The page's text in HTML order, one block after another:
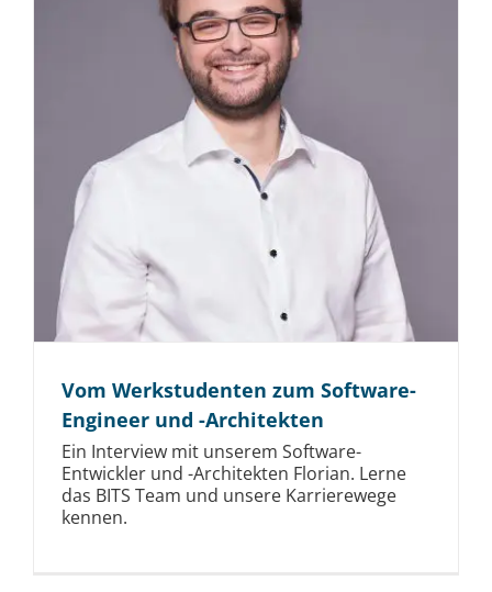
Vom Werkstudenten zum Software-
Ein Interview mit unserem Software-
Entwickler und -Architekten Florian. Lerne
das BITS Team und unsere Karrierewege
kennen.